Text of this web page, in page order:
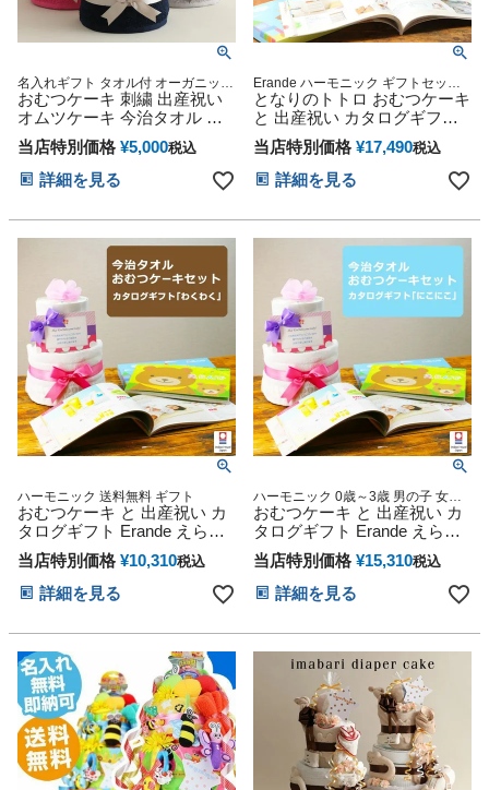
名入れギフト タオル付 オーガニック
妊娠祝い 御出産祝い 出産記念 名入
れ刺繍 手作り タオル ハンカチ オー
ダーメイド ベビーグッズ プレゼント
おむつケーキ 刺繍 出産祝い
オムツケーキ 今治タオル 可
愛い 男の子 女の子 男女兼用
妊婦ママ オーガニックタオル
ダイパーケーキ ギフトセット
シンプル ぬいぐるみ 人形 赤
ー クリスマス ハロウィン バ
レンタイン 初節句 子供の日
ギフトセット 人気
当店特別価格 ¥5,000税込
詳細を見る
Erande ハーモニック ギフトセット
プレゼント ラッピング メッセージカ
ード
となりのトトロ おむつケーキ
と 出産祝い カタログギフト
えらんで にこにこ セット 思
い出 赤ちゃん 子供 出産 マタ
ニティ フォト パパ ママ ベイ
ビー お父さん お母さん クリ
ギフトセット 人気 端午の節
句 ひな祭り 男の子 女の子
当店特別価格 ¥17,490税込
詳細を見る
ハーモニック 送料無料 ギフト
おむつケーキ と 出産祝い カ
タログギフト Erande えらん
で わくわく セット 思い出 赤
ちゃん 子供 出産 マタニティ
フォト パパ ママ ベイビー お
父さん お母さん クリスマス
セット 人気 端午の節句 ひな
祭り 男の子 女の子
当店特別価格 ¥10,310税込
詳細を見る
ハーモニック 0歳～3歳 男の子 女の
子 送料無料 ギフト ダイパーケーキ
おむつケーキ と 出産祝い カ
タログギフト Erande えらん
で にこにこ のセット
当店特別価格 ¥15,310税込
詳細を見る